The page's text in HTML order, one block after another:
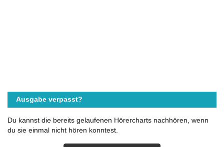
Ausgabe verpasst?
Du kannst die bereits gelaufenen Hörercharts nachhören, wenn
du sie einmal nicht hören konntest.